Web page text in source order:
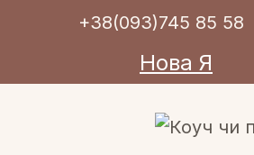
+38(093)745 85 58
Нова Я